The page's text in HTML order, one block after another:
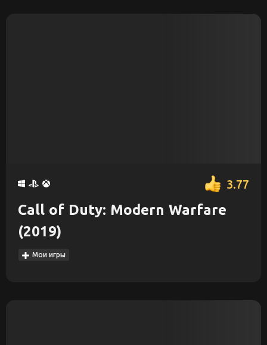
3.77
Call of Duty: Modern Warfare
(2019)
Мои игры